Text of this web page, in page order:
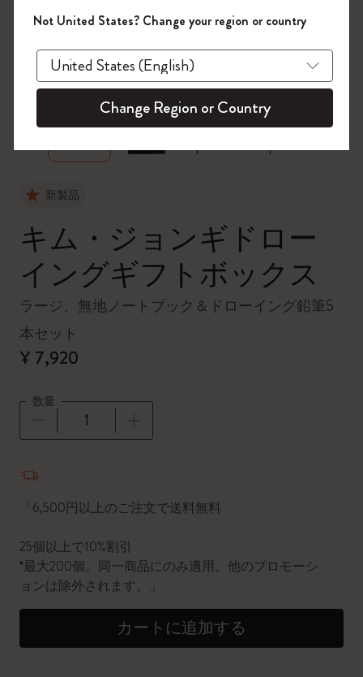
zoom.cta
新製品
キム・ジョンギドロー
イングギフトボックス
ラージ、無地ノートブック＆ドローイング鉛筆5
本セット
¥ 7,920
数量
「6,500円以上のご注文で送料無料
25個以上で10%割引
*最大200個。同一商品にのみ適用。他のプロモーシ
ョンは除外されます。」
カートに追加する
Moleskineアカウントを作成して限定オフ
ァーや会員特典、さらに多くのインスピ
レーションを手に入れましょう。
今すぐ会員登録 !
Not United States? Change your region or country
Change Region or Country